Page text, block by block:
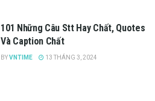
101 Những Câu Stt Hay Chất, Quotes
Và Caption Chất
BYVNTIME 13 THÁNG 3, 2024